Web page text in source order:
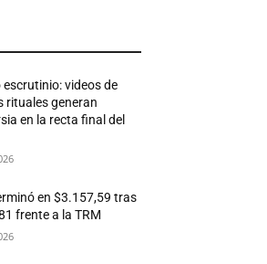
escrutinio: videos de
rituales generan
en la recta final del
en $3.157,59 tras
frente a la TRM